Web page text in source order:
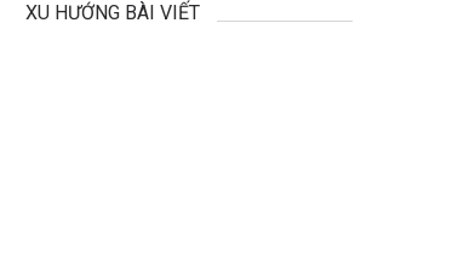
XU HƯỚNG BÀI VIẾT